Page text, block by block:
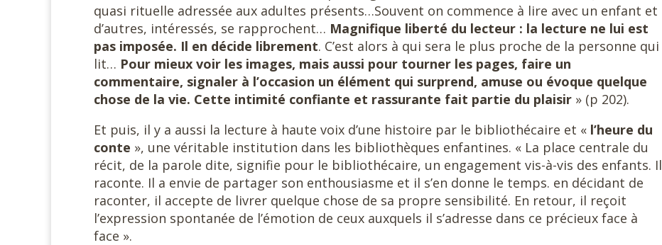
quasi rituelle adressée aux adultes présents…Souvent on commence à lire avec un enfant et
d’autres, intéressés, se rapprochent… Magnifique liberté du lecteur : la lecture ne lui est
pas imposée. Il en décide librement. C’est alors à qui sera le plus proche de la personne qui
lit… Pour mieux voir les images, mais aussi pour tourner les pages, faire un
commentaire, signaler à l’occasion un élément qui surprend, amuse ou évoque quelque
chose de la vie. Cette intimité confiante et rassurante fait partie du plaisir » (p 202).
Et puis, il y a aussi la lecture à haute voix d’une histoire par le bibliothécaire et « l’heure du
conte », une véritable institution dans les bibliothèques enfantines. « La place centrale du
récit, de la parole dite, signifie pour le bibliothécaire, un engagement vis-à-vis des enfants. Il
raconte. Il a envie de partager son enthousiasme et il s’en donne le temps. en décidant de
raconter, il accepte de livrer quelque chose de sa propre sensibilité. En retour, il reçoit
l’expression spontanée de l’émotion de ceux auxquels il s’adresse dans ce précieux face à
face ».